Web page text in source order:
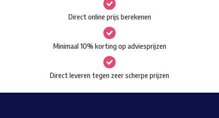
Waar ben je naar op zoek?gekozen
worden
op
de
productpagina
Direct online prijs berekenen
Minimaal 10% korting op adviesprijzen
Direct leveren tegen zeer scherpe prijzen